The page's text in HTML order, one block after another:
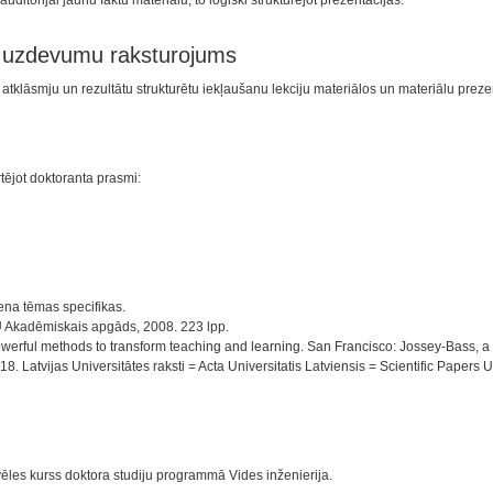
raksturojums
un rezultātu strukturētu iekļaušanu lekciju materiālos un materiālu
doktoranta prasmi:
tēmas specifikas.
apgāds, 2008. 223 lpp.
methods to transform teaching and learning. San Francisco: Jossey-Bass,
Latvijas Universitātes raksti = Acta Universitatis Latviensis = Scientific Papers
kurss doktora studiju programmā Vides inženierija.